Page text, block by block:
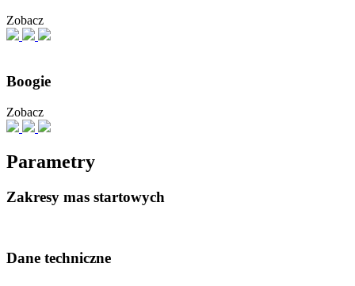
Zobacz
Boogie
Zobacz
Parametry
Zakresy mas startowych
Dane techniczne